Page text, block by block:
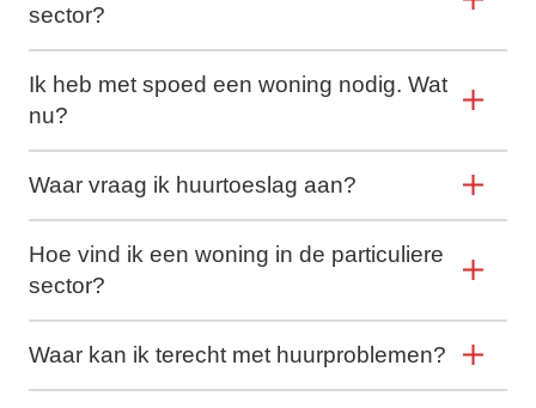
sector?
Ik heb met spoed een woning nodig. Wat
nu?
Waar vraag ik huurtoeslag aan?
Hoe vind ik een woning in de particuliere
sector?
Waar kan ik terecht met huurproblemen?